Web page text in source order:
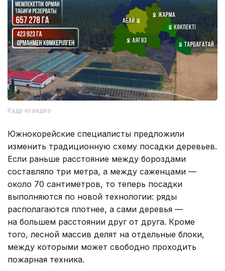
Кадр из видео
Южнокорейские специалисты предложили
изменить традиционную схему посадки деревьев.
Если раньше расстояние между бороздами
составляло три метра, а между саженцами —
около 70 сантиметров, то теперь посадки
выполняются по новой технологии: ряды
располагаются плотнее, а сами деревья —
на большем расстоянии друг от друга. Кроме
того, лесной массив делят на отдельные блоки,
между которыми может свободно проходить
пожарная техника.